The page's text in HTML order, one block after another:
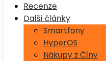
Recenze
Další články
Smartfony
HyperOS
Nákupy z Číny